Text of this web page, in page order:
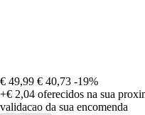
€ 49,99 € 40,73 -19%
+€ 2,04 oferecidos na sua
validacao da sua encomenda